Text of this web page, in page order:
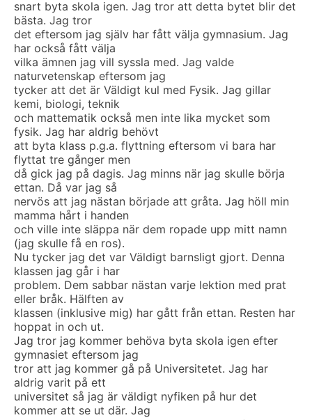
snart byta skola igen. Jag tror att detta bytet blir det
bästa. Jag tror
det eftersom jag själv har fått välja gymnasium. Jag
har också fått välja
vilka ämnen jag vill syssla med. Jag valde
naturvetenskap eftersom jag
tycker att det är Väldigt kul med Fysik. Jag gillar
kemi, biologi, teknik
och mattematik också men inte lika mycket som
fysik. Jag har aldrig behövt
att byta klass p.g.a. flyttning eftersom vi bara har
flyttat tre gånger men
då gick jag på dagis. Jag minns när jag skulle börja
ettan. Då var jag så
nervös att jag nästan började att gråta. Jag höll min
mamma hårt i handen
och ville inte släppa när dem ropade upp mitt namn
(jag skulle få en ros).
Nu tycker jag det var Väldigt barnsligt gjort. Denna
klassen jag går i har
problem. Dem sabbar nästan varje lektion med prat
eller bråk. Hälften av
klassen (inklusive mig) har gått från ettan. Resten har
hoppat in och ut.
Jag tror jag kommer behöva byta skola igen efter
gymnasiet eftersom jag
tror att jag kommer gå på Universitetet. Jag har
aldrig varit på ett
universitet så jag är väldigt nyfiken på hur det
kommer att se ut där. Jag